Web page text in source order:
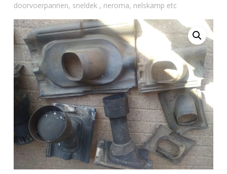
doorvoerpannen, sneldek , neroma, nelskamp etc